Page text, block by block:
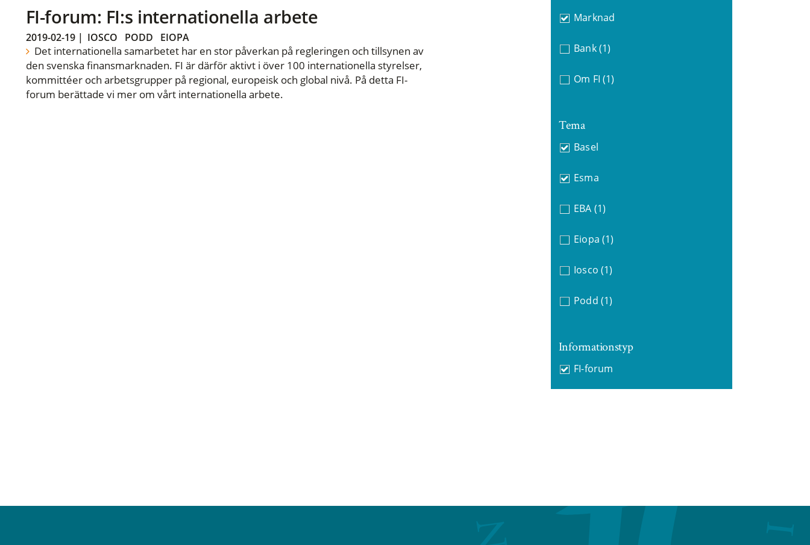
FI-forum: FI:s internationella arbete
2019-02-19| IOSCO PODD EIOPA
Det internationella samarbetet har en stor påverkan på regleringen och tillsynen av
den svenska finansmarknaden. FI är därför aktivt i över 100 internationella styrelser,
kommittéer och arbetsgrupper på regional, europeisk och global nivå. På detta FI-
forum berättade vi mer om vårt internationella arbete.
Marknad
Bank (1)
Om FI (1)
Tema
Basel
Esma
EBA (1)
Eiopa (1)
Iosco (1)
Podd (1)
Informationstyp
FI-forum